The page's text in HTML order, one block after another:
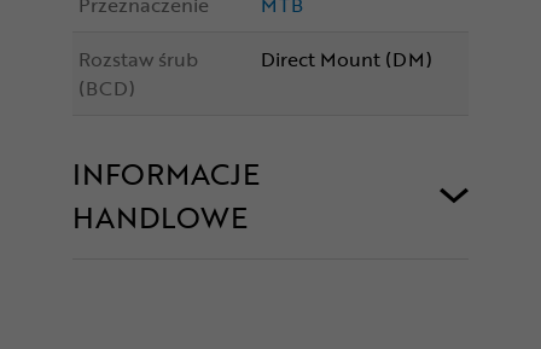
Rozstaw śrub
(BCD)
Direct Mount (DM)
INFORMACJE
HANDLOWE